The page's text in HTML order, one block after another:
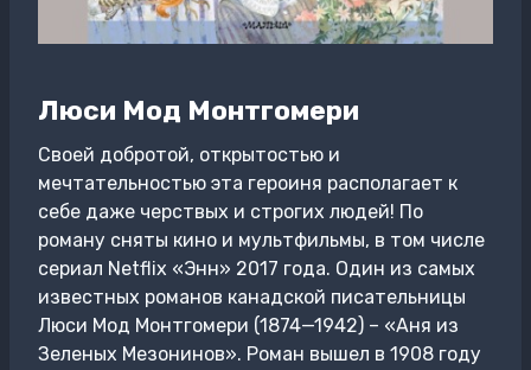
Люси Мод Монтгомери
Своей добротой, открытостью и
мечтательностью эта героиня располагает к
себе даже черствых и строгих людей! По
роману сняты кино и мультфильмы, в том числе
сериал Netflix «Энн» 2017 года. Один из самых
известных романов канадской писательницы
Люси Мод Монтгомери (1874—1942) – «Аня из
Зеленых Мезонинов». Роман вышел в 1908 году